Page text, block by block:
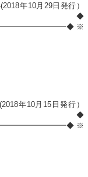
年10月29日発行）
※
年10月15日発行）
※